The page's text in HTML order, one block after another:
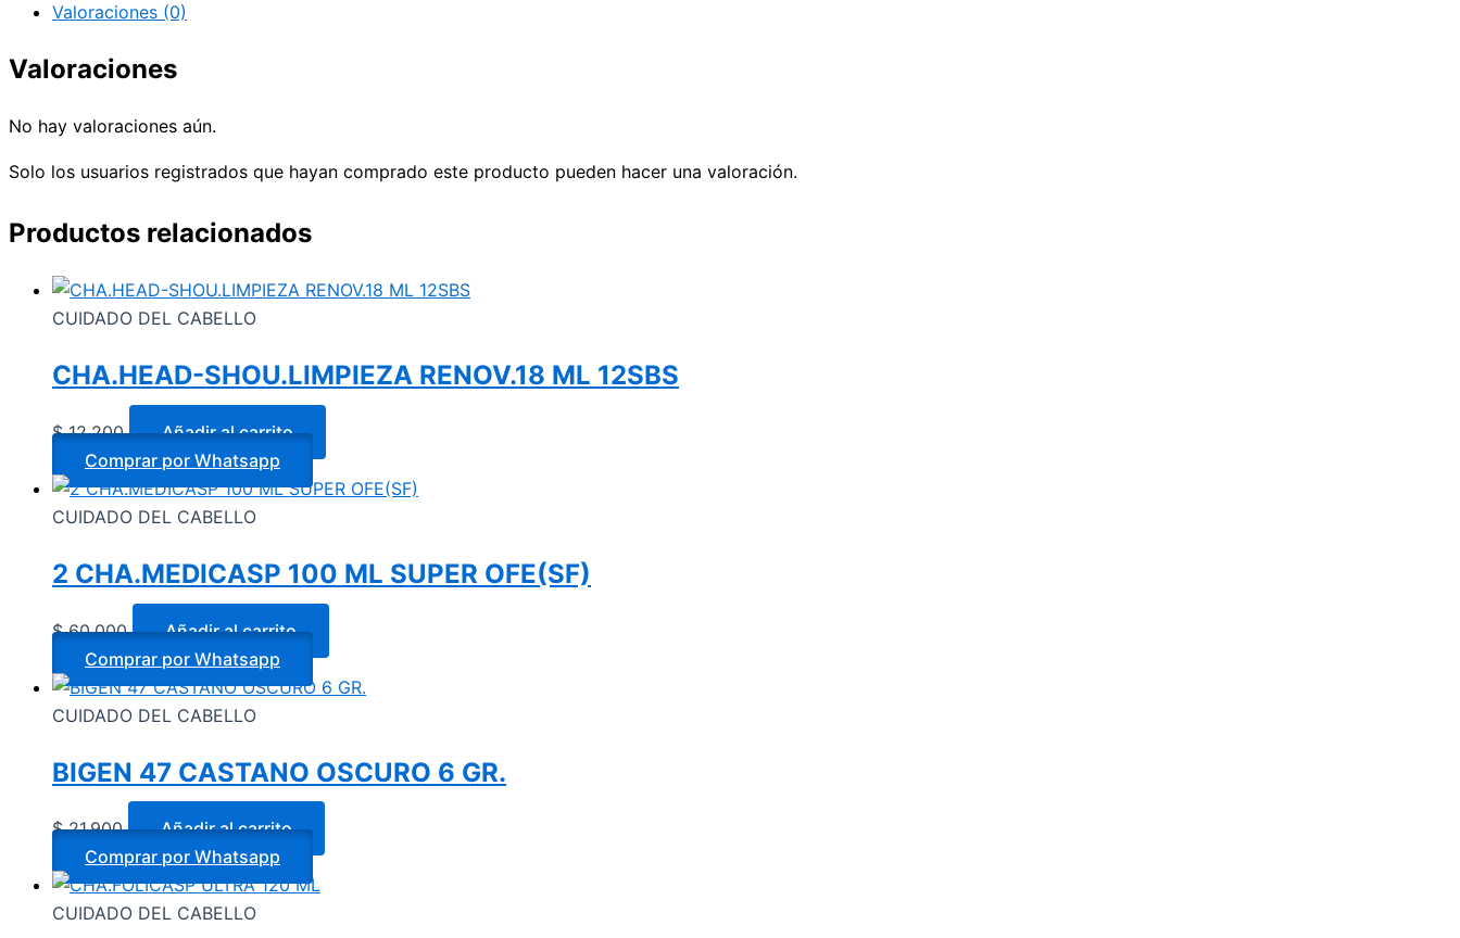
Valoraciones (0)
Valoraciones
No hay valoraciones aún.
Solo los usuarios registrados que hayan comprado este producto pueden hacer una valoración.
Productos relacionados
CUIDADO DEL CABELLO
CHA.HEAD-SHOU.LIMPIEZA RENOV.18 ML 12SBS
$12.200
Añadir al carrito
Comprar por Whatsapp
CUIDADO DEL CABELLO
2 CHA.MEDICASP 100 ML SUPER OFE(SF)
$60.000
Añadir al carrito
Comprar por Whatsapp
CUIDADO DEL CABELLO
BIGEN 47 CASTANO OSCURO 6 GR.
$21.900
Añadir al carrito
Comprar por Whatsapp
CUIDADO DEL CABELLO